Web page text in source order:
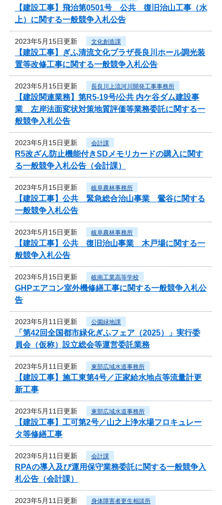
【建設工事】飛治第0501号 公共 復旧治山工事（水
上）に関する一般競争入札公告
2023年5月15日更新 文化創造課
【建設工事】ぎふ清流文化プラザ長良川ホール調光装
置等改修工事に関する一般競争入札公告
2023年5月15日更新 長良川上流河川開発工事事務所
【建設関連業務】第R5-19号/公共 内ケ谷ダム建設事
業 左岸法面変状対策地質評価等業務委託に関する一
般競争入札公告
2023年5月15日更新 会計課
R5改ざん防止機能付きSDメモリカードの購入に関す
る一般競争入札公告（会計課）
2023年5月15日更新 岐阜農林事務所
【建設工事】公共 緊急総合治山事業 鶯谷に関する
一般競争入札公告
2023年5月15日更新 岐阜農林事務所
【建設工事】公共 復旧治山事業 木戸場に関する一
般競争入札公告
2023年5月15日更新 岐南工業高等学校
GHPエアコン室外機修繕工事に関する一般競争入札公
告
2023年5月11日更新 公園緑地課
「第42回全国都市緑化ぎふフェア（2025）」実行委
員会（仮称）設立総会等運営委託業務
2023年5月11日更新 東部広域水道事務所
【建設工事】施工東第4号／正家給水地点等流量計更
新工事
2023年5月11日更新 東部広域水道事務所
【建設工事】工可第2号／山之上浄水場フロキュレー
タ等修繕工事
2023年5月11日更新 会計課
RPAの導入及び運用保守業務委託に関する一般競争入
札公告（会計課）
2023年5月11日更新 身体障害者更生相談所